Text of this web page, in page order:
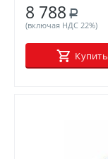
8 788 Р
(включая НДС 22%)
Купить